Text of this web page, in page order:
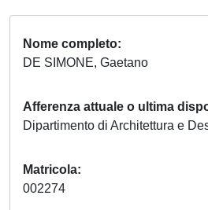
Nome completo
DE SIMONE, Gaetano
Afferenza attuale o ultima
Dipartimento di Architettura e
Matricola
002274